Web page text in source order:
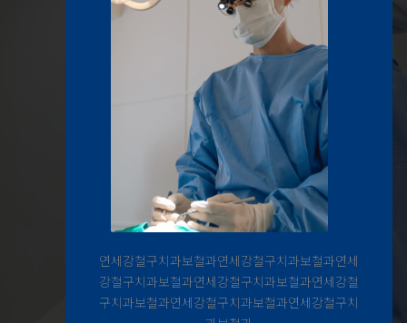
연세강철구치과보철과연세강철구치과보철과연세
강철구치과보철과연세강철구치과보철과연세강철
구치과보철과연세강철구치과보철과연세강철구치